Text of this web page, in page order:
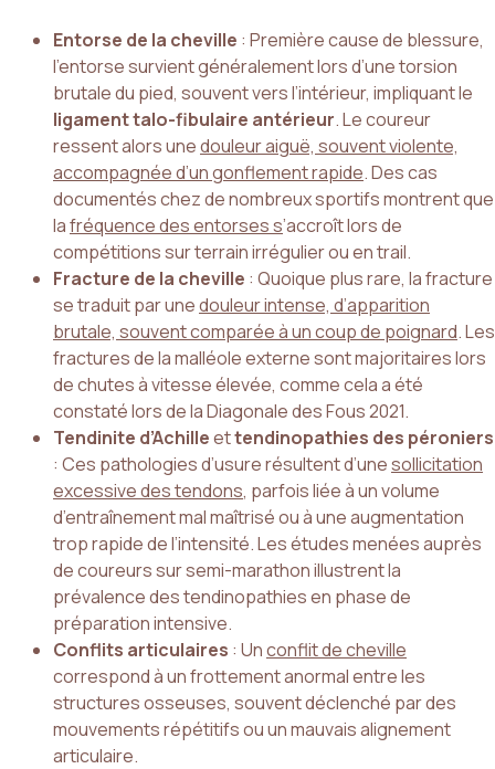
Entorse de la cheville : Première cause de blessure,
l’entorse survient généralement lors d’une torsion
brutale du pied, souvent vers l’intérieur, impliquant le
ligament talo-fibulaire antérieur. Le coureur
ressent alors unedouleur aiguë, souvent violente,
accompagnée d’un gonflement rapide. Des cas
documentés chez de nombreux sportifs montrent que
lafréquence des entorses s’accroît lors de
compétitions sur terrain irrégulier ou en trail.
Fracture de la cheville : Quoique plus rare, la fracture
se traduit par unedouleur intense, d’apparition
brutale, souvent comparée à un coup de poignard. Les
fractures de la malléole externe sont majoritaires lors
de chutes à vitesse élevée, comme cela a été
constaté lors de la Diagonale des Fous 2021.
Tendinite d’Achilleettendinopathies des péroniers
: Ces pathologies d’usure résultent d’unesollicitation
excessive des tendons, parfois liée à un volume
d’entraînement mal maîtrisé ou à une augmentation
trop rapide de l’intensité. Les études menées auprès
de coureurs sur semi-marathon illustrent la
prévalence des tendinopathies en phase de
préparation intensive.
Conflits articulaires : Unconflit de cheville
correspond à un frottement anormal entre les
structures osseuses, souvent déclenché par des
mouvements répétitifs ou un mauvais alignement
articulaire.